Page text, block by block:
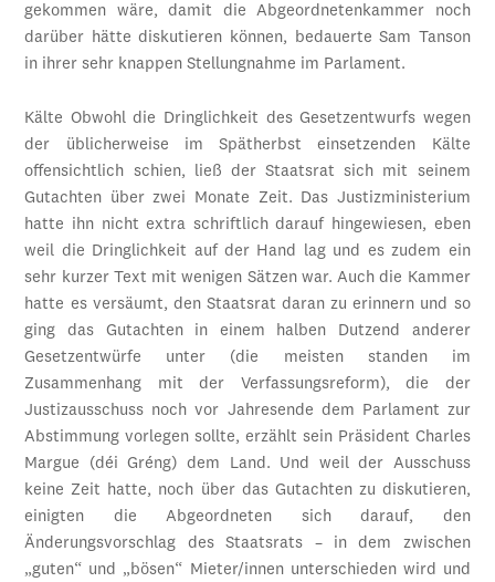
gekommen wäre, damit die Abgeordnetenkammer noch
darüber hätte diskutieren können, bedauerte Sam Tanson
in ihrer sehr knappen Stellungnahme im Parlament.
Kälte Obwohl die Dringlichkeit des Gesetzentwurfs wegen
der üblicherweise im Spätherbst einsetzenden Kälte
offensichtlich schien, ließ der Staatsrat sich mit seinem
Gutachten über zwei Monate Zeit. Das Justizministerium
hatte ihn nicht extra schriftlich darauf hingewiesen, eben
weil die Dringlichkeit auf der Hand lag und es zudem ein
sehr kurzer Text mit wenigen Sätzen war. Auch die Kammer
hatte es versäumt, den Staatsrat daran zu erinnern und so
ging das Gutachten in einem halben Dutzend anderer
Gesetzentwürfe unter (die meisten standen im
Zusammenhang mit der Verfassungsreform), die der
Justizausschuss noch vor Jahresende dem Parlament zur
Abstimmung vorlegen sollte, erzählt sein Präsident Charles
Margue (déi Gréng) dem Land. Und weil der Ausschuss
keine Zeit hatte, noch über das Gutachten zu diskutieren,
einigten die Abgeordneten sich darauf, den
Änderungsvorschlag des Staatsrats – in dem zwischen
„guten“ und „bösen“ Mieter/innen unterschieden wird und